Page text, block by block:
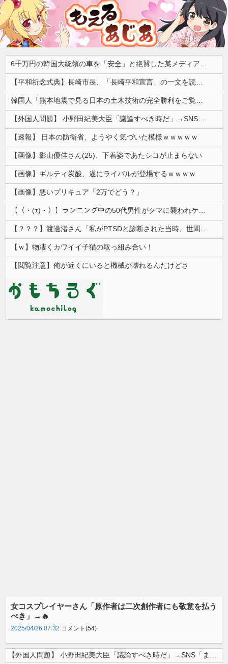
6千万円の韓国大統領の車を「安全」と絶賛した某メディア、高市首相の3千万円の車に対しては……
【平和祈念式典】長崎市長、「長崎平和宣言」の一文を読み飛ばす 「NPTの義務を履行し、核軍縮に向け着実に前進することを求めます」
韓国人「熊本地震で見る日本の土木技術の完全勝利をご覧ください」→「これはすごいわ」「こういうのを見ると日本人は何か適当に作る感じがしない・・・」...
【外国人問題】 小野田紀美大臣「議論すべき時だ」→SNS「まだ議論もしてなかったんだ...」→小野田大臣「これが進歩状況です」めちゃくちゃ仕事して...
【速報】 日本の防衛省、ようやく気づいた模様ｗｗｗｗｗ
【画像】影山優佳さん(25)、下着姿であたシコが止まらない
【画像】ギルティ炭酸、遂にライバルが登場するｗｗｗｗ
【画像】悪いプリキュア「2万でどう？」
【（・(ｪ)・）】ランニング中の50代男性がクマに襲われケガ 体長約1.3メートルのツキノワグマに腕や足をかまれる 岐阜・高山市
【？？？】渡邊渚さん「私がPTSDと診断された当時、世間はまだPTSDという言葉は浸透されていませんでした」
【ｗ】物凄くカワイイ子猫の取っ組み合い！
【閲覧注意】俺が近くにいると機械が壊れるんだけどさ
女コスプレイヤーさん「原作者は二次創作者にも敬意を払う
べき」→🔥
2025/04/26 07:32 コメント(54)
【外国人問題】 小野田紀美大臣「議論すべき時だ」→SNS「まだ議論もし...